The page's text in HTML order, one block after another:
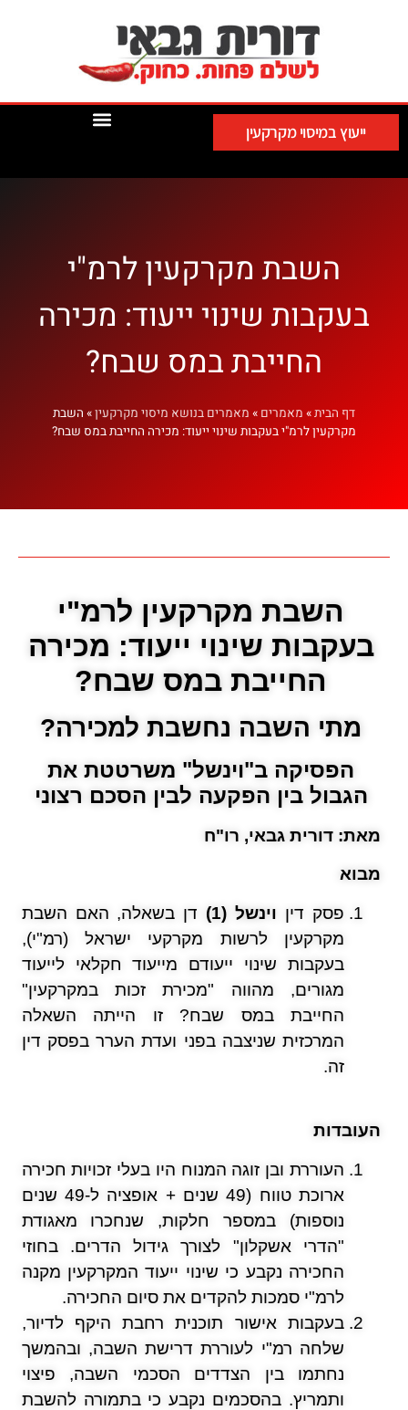
ייעוץ במיסוי מקרקעין
השבת מקרקעין לרמ"י
בעקבות שינוי ייעוד: מכירה
החייבת במס שבח?
דף הבית» מאמרים » מאמרים בנושא מיסוי מקרקעין» השבת
מקרקעין לרמ"י בעקבות שינוי ייעוד: מכירה החייבת במס שבח?
השבת מקרקעין לרמ"י
בעקבות שינוי ייעוד: מכירה
החייבת במס שבח?
מתי השבה נחשבת למכירה?
הפסיקה ב"וינשל" משרטטת את
הגבול בין הפקעה לבין הסכם רצוני
מאת: דורית גבאי, רו"ח
מבוא
פסק דין וינשל (
1
) דן בשאלה, האם השבת
מקרקעין לרשות מקרקעי ישראל (רמ"י),
בעקבות שינוי ייעודם מייעוד חקלאי לייעוד
מגורים, מהווה "מכירת זכות במקרקעין"
החייבת במס שבח? זו הייתה השאלה
המרכזית שניצבה בפני ועדת הערר בפסק דין
זה.
העובדות
העוררת ובן זוגה המנוח היו בעלי זכויות חכירה
ארוכת טווח (49 שנים + אופציה ל-49 שנים
נוספות) במספר חלקות, שנחכרו מאגודת
"הדרי אשקלון" לצורך גידול הדרים. בחוזי
החכירה נקבע כי שינוי ייעוד המקרקעין מקנה
לרמ"י סמכות להקדים את סיום החכירה.
בעקבות אישור תוכנית רחבת היקף לדיור,
שלחה רמ"י לעוררת דרישת השבה, ובהמשך
נחתמו בין הצדדים הסכמי השבה, פיצוי
ותמריץ. בהסכמים נקבע כי בתמורה להשבת